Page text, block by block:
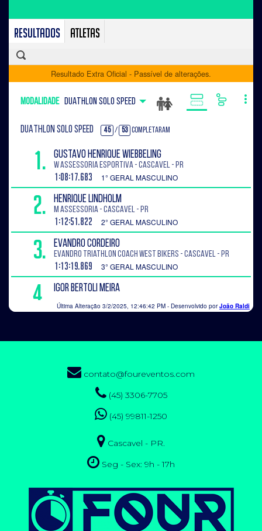
contato@foureventos.com
(45) 3306-7705
(45) 99811-1250
Cascavel - PR.
Seg - Sex: 9h - 17h